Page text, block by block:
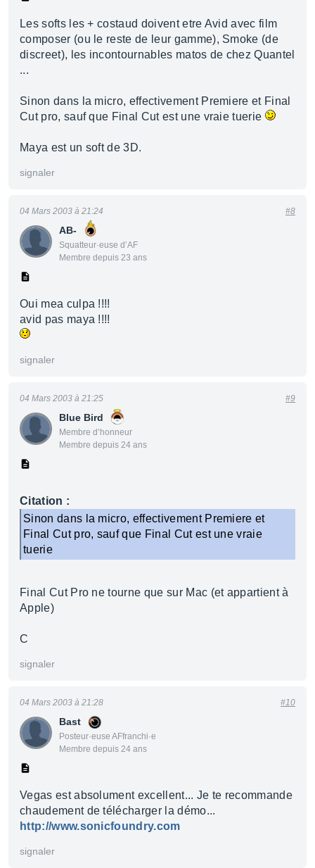
Les softs les + costaud doivent etre Avid avec film
composer (ou le reste de leur gamme), Smoke (de
discreet), les incontournables matos de chez Quantel
...
Sinon dans la micro, effectivement Premiere et Final
Cut pro, sauf que Final Cut est une vraie tuerie
Maya est un soft de 3D.
signaler
AB-
Squatteur·euse d’AF
Membre depuis 23 ans
04 Mars 2003 à 21:24 #8
Oui mea culpa !!!!
avid pas maya !!!!
signaler
Blue Bird
Membre d’honneur
Membre depuis 24 ans
04 Mars 2003 à 21:25 #9
Citation :
Sinon dans la micro, effectivement Premiere et
Final Cut pro, sauf que Final Cut est une vraie
tuerie
Final Cut Pro ne tourne que sur Mac (et appartient à
Apple)
C
signaler
Bast
Posteur·euse AFfranchi·e
Membre depuis 24 ans
04 Mars 2003 à 21:28 #10
Vegas est absolument excellent... Je te recommande
chaudement de télécharger la démo...
http://www.sonicfoundry.com
signaler